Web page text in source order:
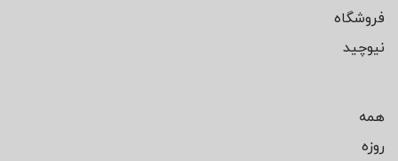
فروشگاه
نیوچید
همه
روزه